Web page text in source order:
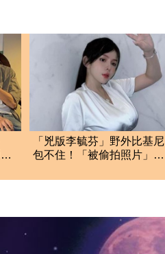
「兇版李毓芬」野外比基尼
包不住！「被偷拍照片」流